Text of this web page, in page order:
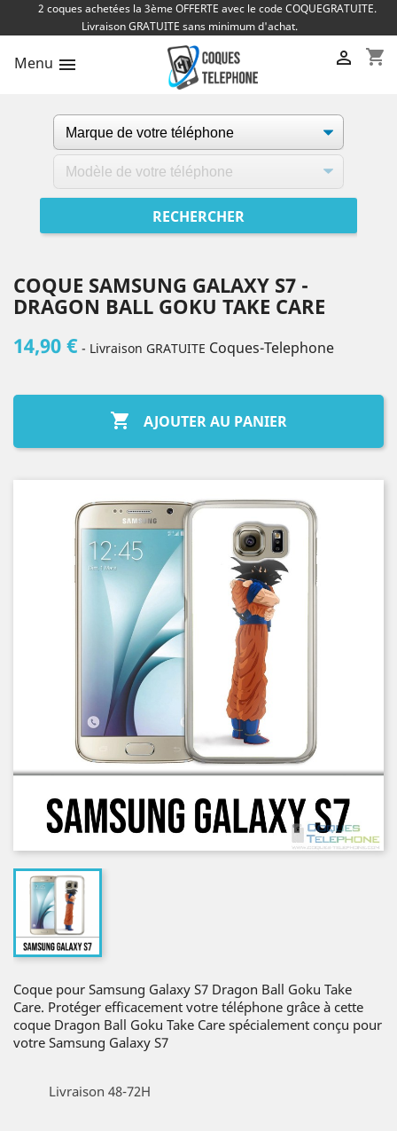
2 coques achetées la 3ème OFFERTE avec le code COQUEGRATUITE.
Livraison GRATUITE sans minimum d'achat.
Menu  shopping_cart

COQUE SAMSUNG GALAXY S7 -
DRAGON BALL GOKU TAKE CARE
14,90 € - Livraison GRATUITE Coques-Telephone
 AJOUTER AU PANIER
Coque pour Samsung Galaxy S7 Dragon Ball Goku Take
Care. Protéger efficacement votre téléphone grâce à cette
coque Dragon Ball Goku Take Care spécialement conçu pour
votre Samsung Galaxy S7
Livraison 48-72H